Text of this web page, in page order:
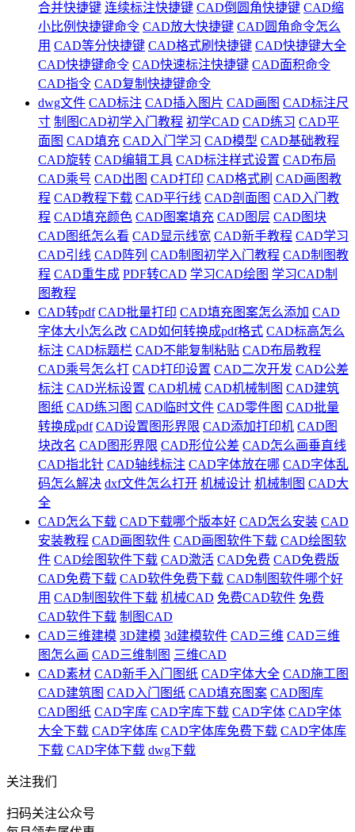
合并快捷键 连续标注快捷键 CAD倒圆角快捷键 CAD缩
小比例快捷键命令 CAD放大快捷键 CAD圆角命令怎么
用 CAD等分快捷键 CAD格式刷快捷键 CAD快捷键大全
CAD快捷键命令 CAD快速标注快捷键 CAD面积命令
CAD指令 CAD复制快捷键命令
dwg文件 CAD标注 CAD插入图片 CAD画图 CAD标注尺
寸 制图CAD初学入门教程 初学CAD CAD练习 CAD平
面图 CAD填充 CAD入门学习 CAD模型 CAD基础教程
CAD旋转 CAD编辑工具 CAD标注样式设置 CAD布局
CAD乘号 CAD出图 CAD打印 CAD格式刷 CAD画图教
程 CAD教程下载 CAD平行线 CAD剖面图 CAD入门教
程 CAD填充颜色 CAD图案填充 CAD图层 CAD图块
CAD图纸怎么看 CAD显示线宽 CAD新手教程 CAD学习
CAD引线 CAD阵列 CAD制图初学入门教程 CAD制图教
程 CAD重生成 PDF转CAD 学习CAD绘图 学习CAD制
图教程
CAD转pdf CAD批量打印 CAD填充图案怎么添加 CAD
字体大小怎么改 CAD如何转换成pdf格式 CAD标高怎么
标注 CAD标题栏 CAD不能复制粘贴 CAD布局教程
CAD乘号怎么打 CAD打印设置 CAD二次开发 CAD公差
标注 CAD光标设置 CAD机械 CAD机械制图 CAD建筑
图纸 CAD练习图 CAD临时文件 CAD零件图 CAD批量
转换成pdf CAD设置图形界限 CAD添加打印机 CAD图
块改名 CAD图形界限 CAD形位公差 CAD怎么画垂直线
CAD指北针 CAD轴线标注 CAD字体放在哪 CAD字体乱
码怎么解决 dxf文件怎么打开 机械设计 机械制图 CAD大
全
CAD怎么下载 CAD下载哪个版本好 CAD怎么安装 CAD
安装教程 CAD画图软件 CAD画图软件下载 CAD绘图软
件 CAD绘图软件下载 CAD激活 CAD免费 CAD免费版
CAD免费下载 CAD软件免费下载 CAD制图软件哪个好
用 CAD制图软件下载 机械CAD 免费CAD软件 免费
CAD软件下载 制图CAD
CAD三维建模 3D建模 3d建模软件 CAD三维 CAD三维
图怎么画 CAD三维制图 三维CAD
CAD素材 CAD新手入门图纸 CAD字体大全 CAD施工图
CAD建筑图 CAD入门图纸 CAD填充图案 CAD图库
CAD图纸 CAD字库 CAD字库下载 CAD字体 CAD字体
大全下载 CAD字体库 CAD字体库免费下载 CAD字体库
下载 CAD字体下载 dwg下载
关注我们
扫码关注公众号